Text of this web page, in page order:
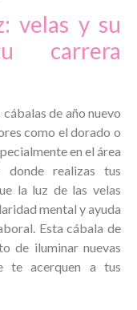
velas y su
carrera
de año nuevo
como el dorado o
en el área
realizas tus
la luz de las velas
mental y ayuda
Esta cábala de
de iluminar nuevas
te acerquen a tus